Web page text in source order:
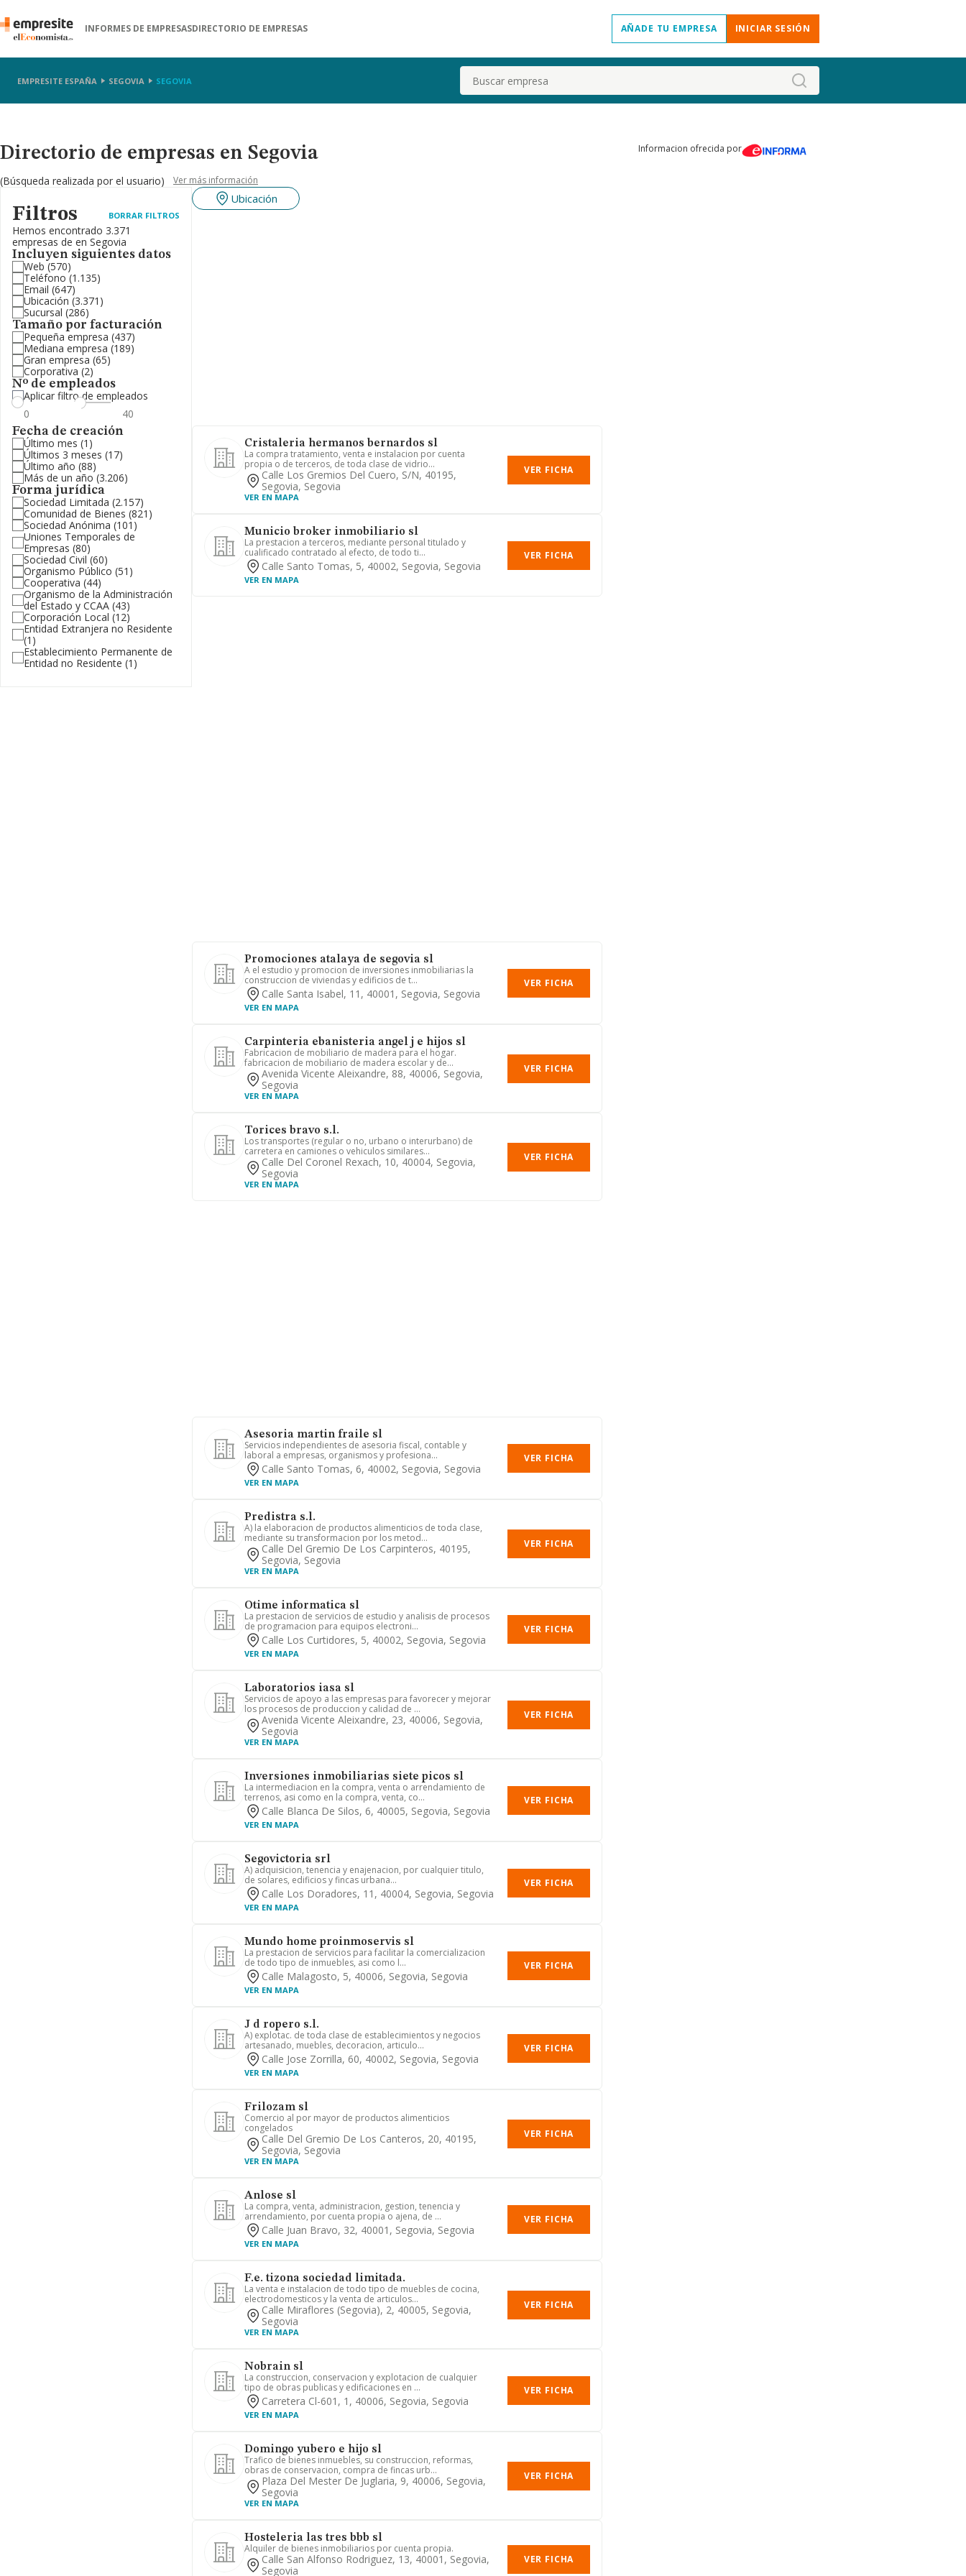
INFORMES DE EMPRESASDIRECTORIO DE EMPRESAS AÑADE TU EMPRESA INICIAR SESIÓN
EMPRESITE ESPAÑA SEGOVIA SEGOVIA Buscar
Directorio de empresas en Segovia
(Búsqueda realizada por el usuario) Ver más información
Filtros BORRAR FILTROS
Hemos encontrado 3.371
empresas de en Segovia
Incluyen siguientes datos
Web (570)
Teléfono (1.135)
Email (647)
Ubicación (3.371)
Sucursal (286)
Tamaño por facturación
Pequeña empresa (437)
Mediana empresa (189)
Gran empresa (65)
Corporativa (2)
Nº de empleados
Aplicar filtro de empleados
Fecha de creación
Último mes (1)
Últimos 3 meses (17)
Último año (88)
Más de un año (3.206)
Forma jurídica
Sociedad Limitada (2.157)
Comunidad de Bienes (821)
Sociedad Anónima (101)
Uniones Temporales de
Empresas (80)
Sociedad Civil (60)
Organismo Público (51)
Cooperativa (44)
Organismo de la Administración
del Estado y CCAA (43)
Corporación Local (12)
Entidad Extranjera no Residente
(1)
Establecimiento Permanente de
Entidad no Residente (1)
Ubicación
Cristaleria hermanos bernardos sl
La compra tratamiento, venta e instalacion por cuenta
propia o de terceros, de toda clase de vidrio...
Calle Los Gremios Del Cuero, S/n, 40195,
Segovia, Segovia
VER EN MAPA
VER FICHA
Municio broker inmobiliario sl
La prestacion a terceros, mediante personal titulado y
cualificado contratado al efecto, de todo ti...
Calle Santo Tomas, 5, 40002, Segovia, Segovia
VER EN MAPA
VER FICHA
Promociones atalaya de segovia sl
A el estudio y promocion de inversiones inmobiliarias la
construccion de viviendas y edificios de t...
Calle Santa Isabel, 11, 40001, Segovia, Segovia
VER EN MAPA
VER FICHA
Carpinteria ebanisteria angel j e hijos sl
Fabricacion de mobiliario de madera para el hogar.
fabricacion de mobiliario de madera escolar y de...
Avenida Vicente Aleixandre, 88, 40006, Segovia,
Segovia
VER EN MAPA
VER FICHA
Torices bravo s.l.
Los transportes (regular o no, urbano o interurbano) de
carretera en camiones o vehiculos similares...
Calle Del Coronel Rexach, 10, 40004, Segovia,
Segovia
VER EN MAPA
VER FICHA
Asesoria martin fraile sl
Servicios independientes de asesoria fiscal, contable y
laboral a empresas, organismos y profesiona...
Calle Santo Tomas, 6, 40002, Segovia, Segovia
VER EN MAPA
VER FICHA
Predistra s.l.
A) la elaboracion de productos alimenticios de toda clase,
mediante su transformacion por los metod...
Calle Del Gremio De Los Carpinteros, 40195,
Segovia, Segovia
VER EN MAPA
VER FICHA
Otime informatica sl
La prestacion de servicios de estudio y analisis de procesos
de programacion para equipos electroni...
Calle Los Curtidores, 5, 40002, Segovia, Segovia
VER EN MAPA
VER FICHA
Laboratorios iasa sl
Servicios de apoyo a las empresas para favorecer y mejorar
los procesos de produccion y calidad de ...
Avenida Vicente Aleixandre, 23, 40006, Segovia,
Segovia
VER EN MAPA
VER FICHA
Inversiones inmobiliarias siete picos sl
La intermediacion en la compra, venta o arrendamiento de
terrenos, asi como en la compra, venta, co...
Calle Blanca De Silos, 6, 40005, Segovia, Segovia
VER EN MAPA
VER FICHA
Segovictoria srl
A) adquisicion, tenencia y enajenacion, por cualquier titulo,
de solares, edificios y fincas urbana...
Calle Los Doradores, 11, 40004, Segovia, Segovia
VER EN MAPA
VER FICHA
Mundo home proinmoservis sl
La prestacion de servicios para facilitar la comercializacion
de todo tipo de inmuebles, asi como l...
Calle Malagosto, 5, 40006, Segovia, Segovia
VER EN MAPA
VER FICHA
J d ropero s.l.
A) explotac. de toda clase de establecimientos y negocios
artesanado, muebles, decoracion, articulo...
Calle Jose Zorrilla, 60, 40002, Segovia, Segovia
VER EN MAPA
VER FICHA
Frilozam sl
Comercio al por mayor de productos alimenticios
congelados
Calle Del Gremio De Los Canteros, 20, 40195,
Segovia, Segovia
VER EN MAPA
VER FICHA
Anlose sl
La compra, venta, administracion, gestion, tenencia y
arrendamiento, por cuenta propia o ajena, de ...
Calle Juan Bravo, 32, 40001, Segovia, Segovia
VER EN MAPA
VER FICHA
F.e. tizona sociedad limitada.
La venta e instalacion de todo tipo de muebles de cocina,
electrodomesticos y la venta de articulos...
Calle Miraflores (segovia), 2, 40005, Segovia,
Segovia
VER EN MAPA
VER FICHA
Nobrain sl
La construccion, conservacion y explotacion de cualquier
tipo de obras publicas y edificaciones en ...
Carretera Cl-601, 1, 40006, Segovia, Segovia
VER EN MAPA
VER FICHA
Domingo yubero e hijo sl
Trafico de bienes inmuebles, su construccion, reformas,
obras de conservacion, compra de fincas urb...
Plaza Del Mester De Juglaria, 9, 40006, Segovia,
Segovia
VER EN MAPA
VER FICHA
Hosteleria las tres bbb sl
Alquiler de bienes inmobiliarios por cuenta propia.
Calle San Alfonso Rodriguez, 13, 40001, Segovia,
Segovia
VER FICHA
Informacion ofrecida por